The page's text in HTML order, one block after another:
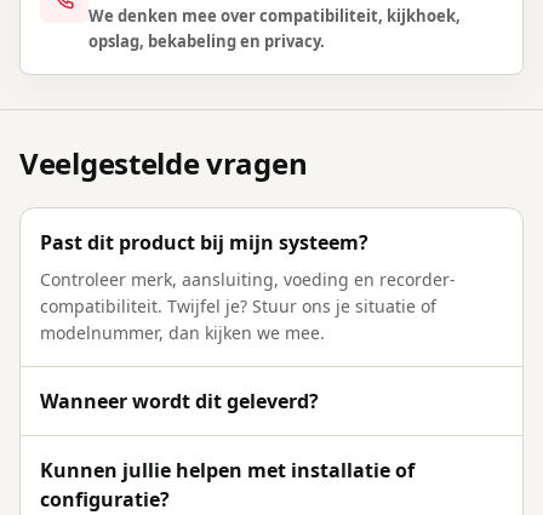
We denken mee over compatibiliteit, kijkhoek,
opslag, bekabeling en privacy.
Veelgestelde vragen
Past dit product bij mijn systeem?
Controleer merk, aansluiting, voeding en recorder-
compatibiliteit. Twijfel je? Stuur ons je situatie of
modelnummer, dan kijken we mee.
Wanneer wordt dit geleverd?
Kunnen jullie helpen met installatie of
configuratie?